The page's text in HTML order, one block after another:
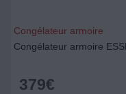
Congélateur armoire
Congélateur armoire
379€